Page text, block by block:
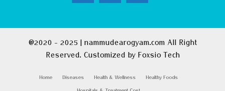
@2020 - 2025 | nammudearogyam.com All Right
Reserved. Customized by Foxsio Tech
Home Diseases Health & Wellness
Healthy Foods